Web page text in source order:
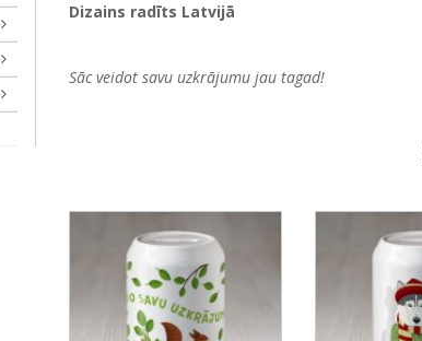
Dizains radīts Latvijā
Sāc veidot savu uzkrājumu jau tagad!